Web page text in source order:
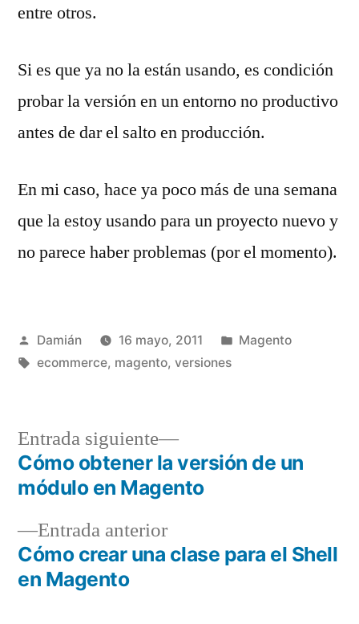
entre otros.
Si es que ya no la están usando, es condición
probar la versión en un entorno no productivo
antes de dar el salto en producción.
En mi caso, hace ya poco más de una semana
que la estoy usando para un proyecto nuevo y
no parece haber problemas (por el momento).
Publicado
por
Damián 16 mayo, 2011
Publicado
Magento
Etiquetas:
ecommerce, magento, versiones
Navegación
entradas
Entrada anteriorEntrada
anterior:
Cómo crear una clase para el Shell
en Magento
Entrada siguiente
Entrada
siguiente:
Cómo obtener la versión de un
módulo en Magento